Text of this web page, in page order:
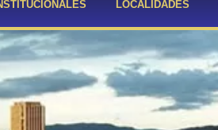
LOCALIDADES